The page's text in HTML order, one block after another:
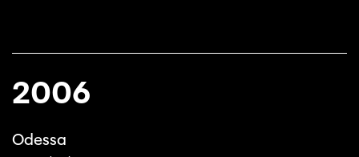
2006
Odessa